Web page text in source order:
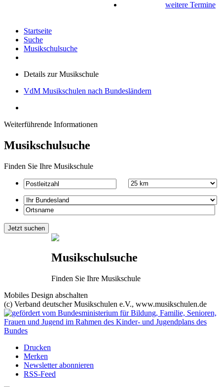
weitere Termine
Startseite
Suche
Musikschulsuche
Details zur Musikschule
VdM Musikschulen nach Bundesländern
Weiterführende Informationen
Musikschulsuche
Finden Sie Ihre Musikschule
Musikschulsuche
Finden Sie Ihre Musikschule
Mobiles Design abschalten
(c) Verband deutscher Musikschulen e.V., www.musikschulen.de
Drucken
Merken
Newsletter abonnieren
RSS-Feed